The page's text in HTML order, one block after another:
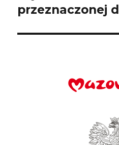
wpis:
przeznaczonej